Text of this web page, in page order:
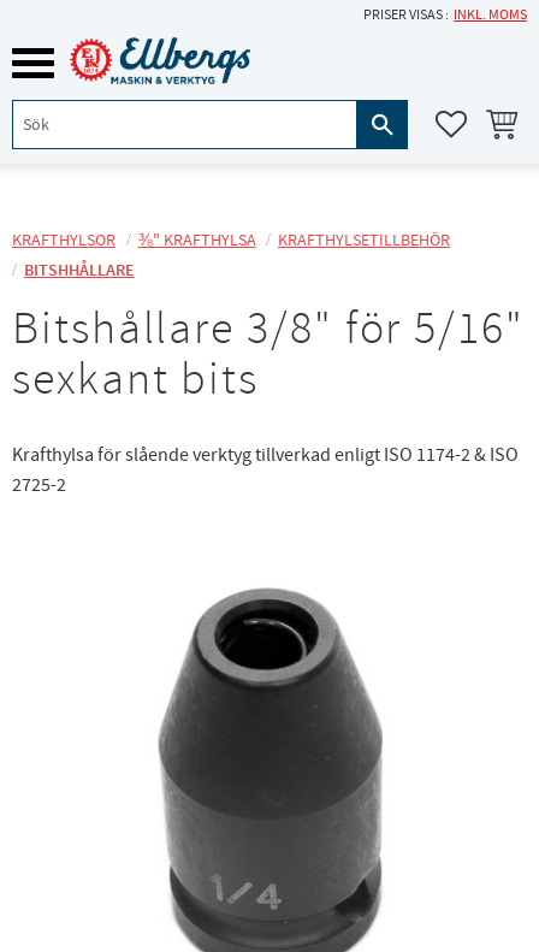
Meny
PRISER VISAS INKL. MOMS
KRAFTHYLSOR ⅜" KRAFTHYLSA
KRAFTHYLSETILLBEHÖR
BITSHHÅLLARE
Bitshållare 3/8" för 5/16"
sexkant bits
Krafthylsa för slående verktyg tillverkad enligt ISO 1174-2 & ISO
2725-2